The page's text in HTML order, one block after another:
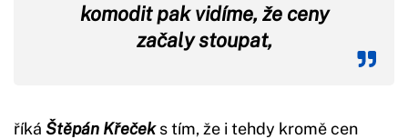
komodit pak vidíme, že ceny
začaly stoupat,
říká Štěpán Křečeks tím, že i tehdy kromě cen